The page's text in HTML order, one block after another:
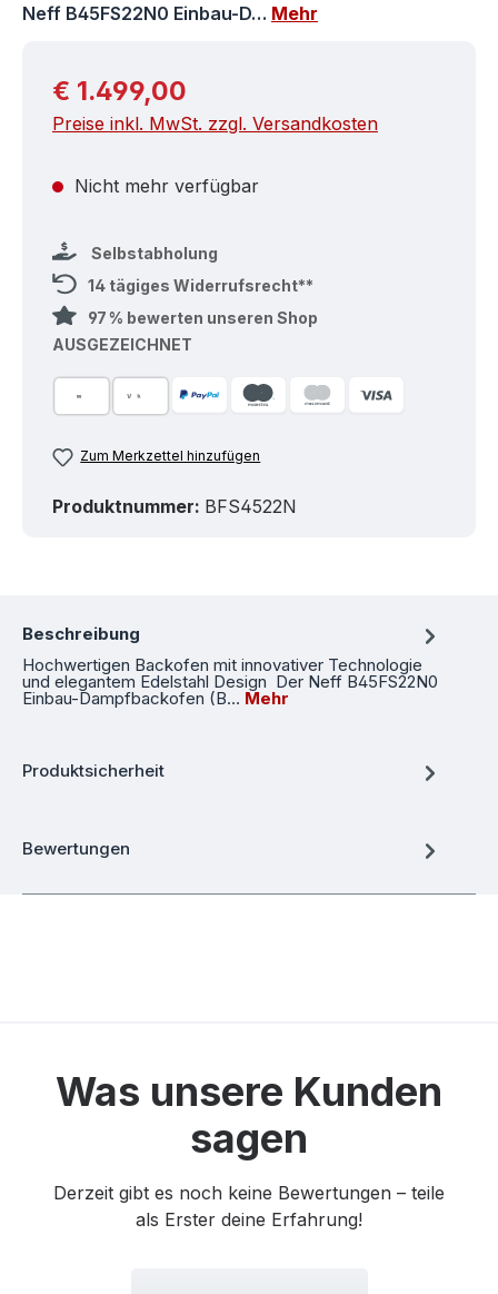
Neff B45FS22N0 Einbau-D… Mehr
Regulärer Preis:
€ 1.499,00
Preise inkl. MwSt. zzgl. Versandkosten
Nicht mehr verfügbar
Selbstabholung
14 tägiges Widerrufsrecht**
97 % bewerten unseren Shop
AUSGEZEICHNET
Zum Merkzettel hinzufügen
Produktnummer: BFS4522N
Beschreibung
Hochwertigen Backofen mit innovativer Technologie
und elegantem Edelstahl Design Der Neff B45FS22N0
Einbau-Dampfbackofen (B… Mehr
Produktsicherheit
Bewertungen
Was unsere Kunden
sagen
Derzeit gibt es noch keine Bewertungen – teile
als Erster deine Erfahrung!